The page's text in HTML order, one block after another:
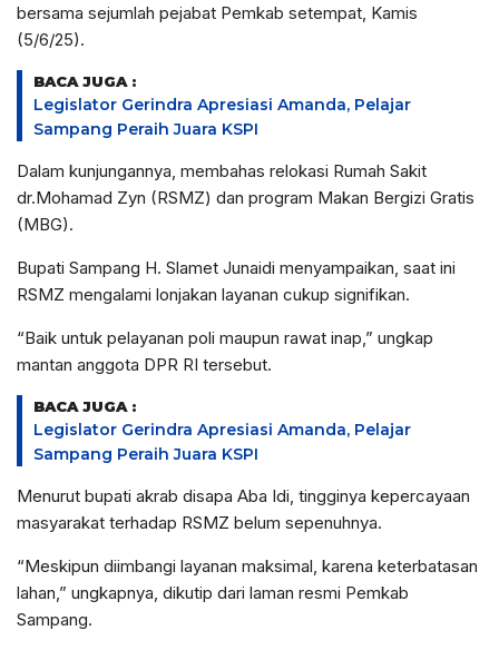
bersama sejumlah pejabat Pemkab setempat, Kamis
(5/6/25).
BACA JUGA :
Legislator Gerindra Apresiasi Amanda, Pelajar
Sampang Peraih Juara KSPI
Dalam kunjungannya, membahas relokasi Rumah Sakit
dr.Mohamad Zyn (RSMZ) dan program Makan Bergizi Gratis
(MBG).
Bupati Sampang H. Slamet Junaidi menyampaikan, saat ini
RSMZ mengalami lonjakan layanan cukup signifikan.
“Baik untuk pelayanan poli maupun rawat inap,” ungkap
mantan anggota DPR RI tersebut.
BACA JUGA :
Legislator Gerindra Apresiasi Amanda, Pelajar
Sampang Peraih Juara KSPI
Menurut bupati akrab disapa Aba Idi, tingginya kepercayaan
masyarakat terhadap RSMZ belum sepenuhnya.
“Meskipun diimbangi layanan maksimal, karena keterbatasan
lahan,” ungkapnya, dikutip dari laman resmi Pemkab
Sampang.